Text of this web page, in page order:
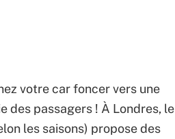
votre car foncer vers une
des passagers ! À Londres, le
les saisons) propose des